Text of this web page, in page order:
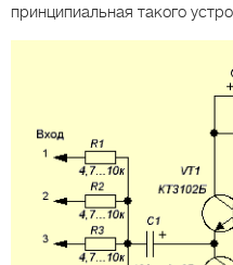
принципиальная такого